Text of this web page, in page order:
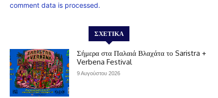
comment data is processed.
ΣΧΕΤΙΚΆ
Σήμερα στα Παλαιά Βλαχάτα το Saristra +
Verbena Festival
9 Αυγούστου 2026